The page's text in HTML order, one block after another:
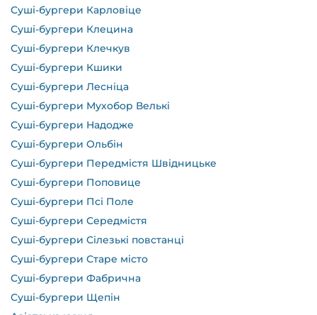
Cуші-бургери Карловіце
Cуші-бургери Клецина
Cуші-бургери Клечкув
Cуші-бургери Кшики
Cуші-бургери Лесніца
Cуші-бургери Мухобор Велькі
Cуші-бургери Надодже
Cуші-бургери Ольбін
Cуші-бургери Передмістя Швідницьке
Cуші-бургери Поповице
Cуші-бургери Псі Поле
Cуші-бургери Середмістя
Cуші-бургери Сілезькі повстанці
Cуші-бургери Старе місто
Cуші-бургери Фабрична
Cуші-бургери Щепін